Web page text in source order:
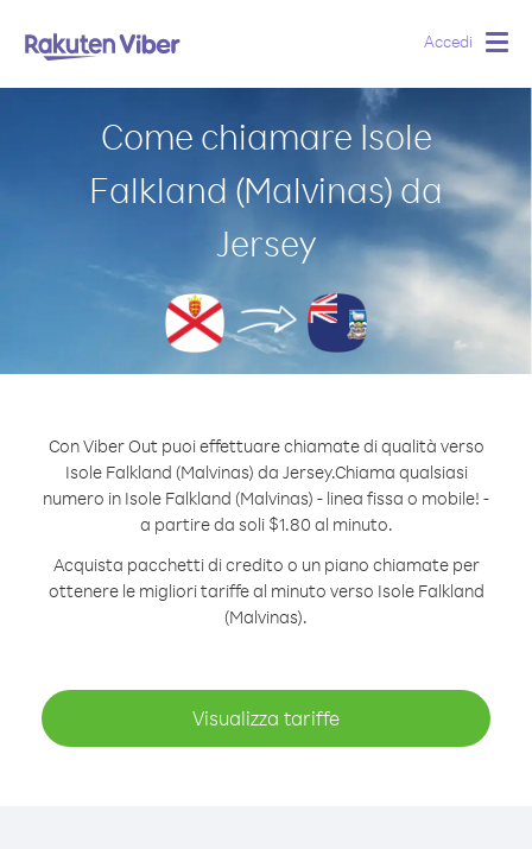
Accedi
Come chiamare Isole
Falkland (Malvinas) da
Jersey
Con Viber Out puoi effettuare chiamate di qualità verso
Isole Falkland (Malvinas) da Jersey.Chiama qualsiasi
numero in Isole Falkland (Malvinas) - linea fissa o mobile! -
a partire da soli $1.80 al minuto.
Acquista pacchetti di credito o un piano chiamate per
ottenere le migliori tariffe al minuto verso Isole Falkland
(Malvinas).
Visualizza tariffe